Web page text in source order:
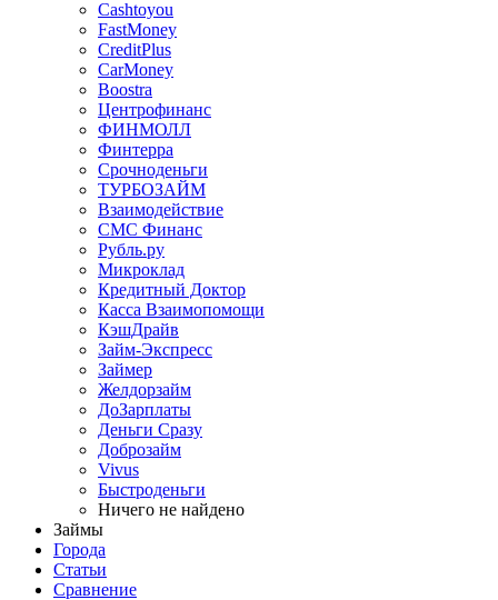
Cashtoyou
FastMoney
CreditPlus
CarMoney
Boostra
Центрофинанс
ФИНМОЛЛ
Финтерра
Срочноденьги
ТУРБОЗАЙМ
Взаимодействие
СМС Финанс
Рубль.ру
Микроклад
Кредитный Доктор
Касса Взаимопомощи
КэшДрайв
Займ-Экспресс
Займер
Желдорзайм
ДоЗарплаты
Деньги Сразу
Доброзайм
Vivus
Быстроденьги
Ничего не найдено
Займы
Города
Статьи
Сравнение